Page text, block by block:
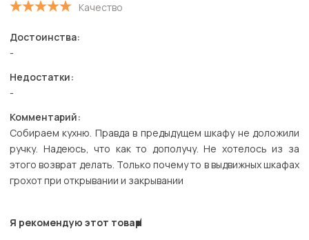
Качество
Достоинства:
-
Недостатки:
-
Комментарий:
Собираем кухню. Правда в предыдущем шкафу не доложили
ручку. Надеюсь, что как то дополучу. Не хотелось из за
этого возврат делать. Только почему то в выдвижных шкафах
грохот при открывании и закрывании
Я рекомендую этот товар